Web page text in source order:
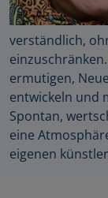
verständlich,
ermutigen,
entwickeln und
Spontan,
eine
eigenen